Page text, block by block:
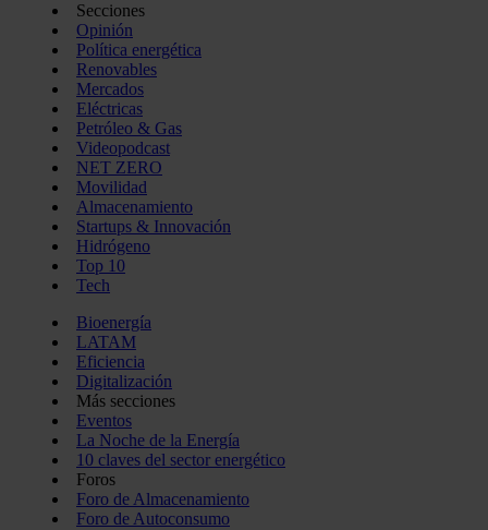
Secciones
Opinión
Política energética
Renovables
Mercados
Eléctricas
Petróleo & Gas
Videopodcast
NET ZERO
Movilidad
Almacenamiento
Startups & Innovación
Hidrógeno
Top 10
Tech
Bioenergía
LATAM
Eficiencia
Digitalización
Más secciones
Eventos
La Noche de la Energía
10 claves del sector energético
Foros
Foro de Almacenamiento
Foro de Autoconsumo